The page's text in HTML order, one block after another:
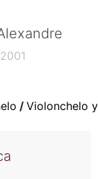
/ Violonchelo